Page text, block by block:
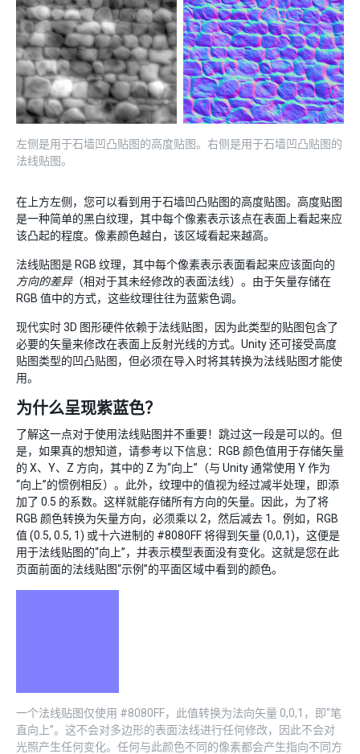
左侧是用于石墙凹凸贴图的高度贴图。右侧是用于石墙凹凸贴图的
法线贴图。
在上方左侧，您可以看到用于石墙凹凸贴图的高度贴图。高度贴图
是一种简单的黑白纹理，其中每个像素表示该点在表面上看起来应
该凸起的程度。像素颜色越白，该区域看起来越高。
法线贴图是 RGB 纹理，其中每个像素表示表面看起来应该面向的
方向的差异（相对于其未经修改的表面法线）。由于矢量存储在
RGB 值中的方式，这些纹理往往为蓝紫色调。
现代实时 3D 图形硬件依赖于法线贴图，因为此类型的贴图包含了
必要的矢量来修改在表面上反射光线的方式。Unity 还可接受高度
贴图类型的凹凸贴图，但必须在导入时将其转换为法线贴图才能使
用。
为什么呈现紫蓝色？
了解这一点对于使用法线贴图并不重要！跳过这一段是可以的。但
是，如果真的想知道，请参考以下信息：RGB 颜色值用于存储矢量
的 X、Y、Z 方向，其中的 Z 为“向上”（与 Unity 通常使用 Y 作为
“向上”的惯例相反）。此外，纹理中的值视为经过减半处理，即添
加了 0.5 的系数。这样就能存储所有方向的矢量。因此，为了将
RGB 颜色转换为矢量方向，必须乘以 2，然后减去 1。例如，RGB
值 (0.5, 0.5, 1) 或十六进制的 #8080FF 将得到矢量 (0,0,1)，这便是
用于法线贴图的“向上”，并表示模型表面没有变化。这就是您在此
页面前面的法线贴图“示例”的平面区域中看到的颜色。
一个法线贴图仅使用 #8080FF，此值转换为法向矢量 0,0,1，即“笔
直向上”。这不会对多边形的表面法线进行任何修改，因此不会对
光照产生任何变化。任何与此颜色不同的像素都会产生指向不同方